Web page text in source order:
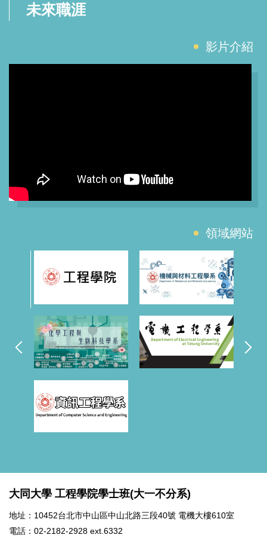
未來職涯
影片介紹
領域網站
大同大學 工程學院學士班(大一不分系)
地址：10452台北市中山區中山北路三段40號 電機大樓610室
電話：02-2182-2928 ext.6332